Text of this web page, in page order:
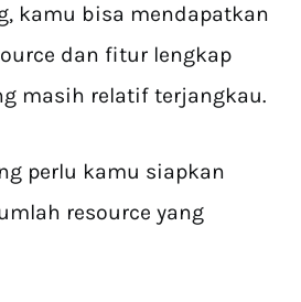
kamu bisa mendapatkan
dan fitur lengkap
masih relatif terjangkau.
perlu kamu siapkan
resource yang